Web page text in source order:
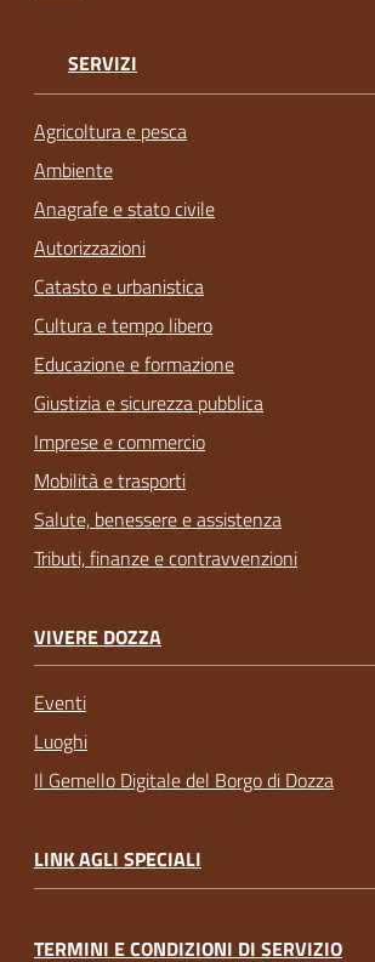
SERVIZI
Agricoltura e pesca
Ambiente
Anagrafe e stato civile
Autorizzazioni
Catasto e urbanistica
Cultura e tempo libero
Educazione e formazione
Giustizia e sicurezza pubblica
Imprese e commercio
Mobilità e trasporti
Salute, benessere e assistenza
Tributi, finanze e contravvenzioni
VIVERE DOZZA
Eventi
Luoghi
Il Gemello Digitale del Borgo di Dozza
LINK AGLI SPECIALI
TERMINI E CONDIZIONI DI SERVIZIO